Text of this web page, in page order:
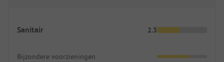
Sanitair 2.3
Bijzondere voorzieningen